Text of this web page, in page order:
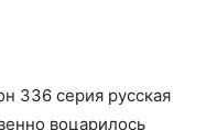
336 серия русская
воцарилось